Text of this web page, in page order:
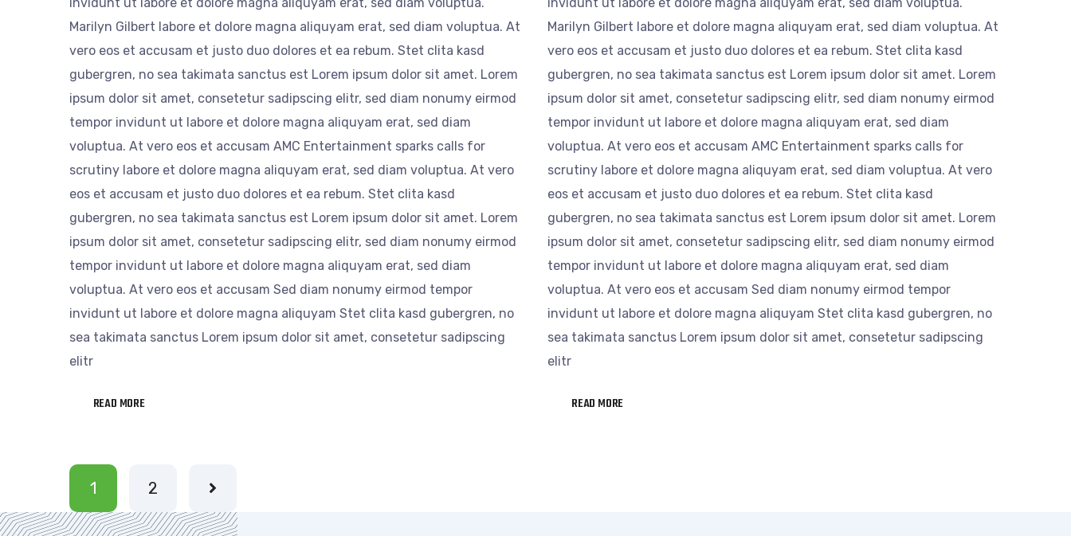
Marilyn Gilbert labore et dolore magna aliquyam erat, sed diam voluptua. At
vero eos et accusam et justo duo dolores et ea rebum. Stet clita kasd
gubergren, no sea takimata sanctus est Lorem ipsum dolor sit amet. Lorem
ipsum dolor sit amet, consetetur sadipscing elitr, sed diam nonumy eirmod
tempor invidunt ut labore et dolore magna aliquyam erat, sed diam
voluptua. At vero eos et accusam AMC Entertainment sparks calls for
scrutiny labore et dolore magna aliquyam erat, sed diam voluptua. At vero
eos et accusam et justo duo dolores et ea rebum. Stet clita kasd
gubergren, no sea takimata sanctus est Lorem ipsum dolor sit amet. Lorem
ipsum dolor sit amet, consetetur sadipscing elitr, sed diam nonumy eirmod
tempor invidunt ut labore et dolore magna aliquyam erat, sed diam
voluptua. At vero eos et accusam Sed diam nonumy eirmod tempor
invidunt ut labore et dolore magna aliquyam Stet clita kasd gubergren, no
sea takimata sanctus Lorem ipsum dolor sit amet, consetetur sadipscing
elitr
READ MORE
Marilyn Gilbert labore et dolore magna aliquyam erat, sed diam voluptua. At
vero eos et accusam et justo duo dolores et ea rebum. Stet clita kasd
gubergren, no sea takimata sanctus est Lorem ipsum dolor sit amet. Lorem
ipsum dolor sit amet, consetetur sadipscing elitr, sed diam nonumy eirmod
tempor invidunt ut labore et dolore magna aliquyam erat, sed diam
voluptua. At vero eos et accusam AMC Entertainment sparks calls for
scrutiny labore et dolore magna aliquyam erat, sed diam voluptua. At vero
eos et accusam et justo duo dolores et ea rebum. Stet clita kasd
gubergren, no sea takimata sanctus est Lorem ipsum dolor sit amet. Lorem
ipsum dolor sit amet, consetetur sadipscing elitr, sed diam nonumy eirmod
tempor invidunt ut labore et dolore magna aliquyam erat, sed diam
voluptua. At vero eos et accusam Sed diam nonumy eirmod tempor
invidunt ut labore et dolore magna aliquyam Stet clita kasd gubergren, no
sea takimata sanctus Lorem ipsum dolor sit amet, consetetur sadipscing
elitr
READ MORE
1 2